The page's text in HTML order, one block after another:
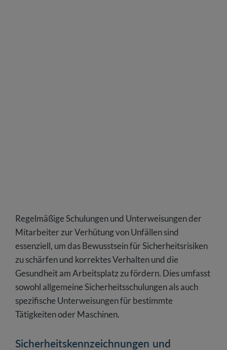
Regelmäßige Schulungen und Unterweisungen der
Mitarbeiter zur Verhütung von Unfällen sind
essenziell, um das Bewusstsein für Sicherheitsrisiken
zu schärfen und korrektes Verhalten und die
Gesundheit am Arbeitsplatz zu fördern. Dies umfasst
sowohl allgemeine Sicherheitsschulungen als auch
spezifische Unterweisungen für bestimmte
Tätigkeiten oder Maschinen.
Sicherheitskennzeichnungen und